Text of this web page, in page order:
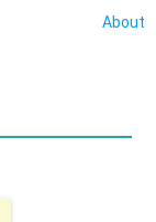
About